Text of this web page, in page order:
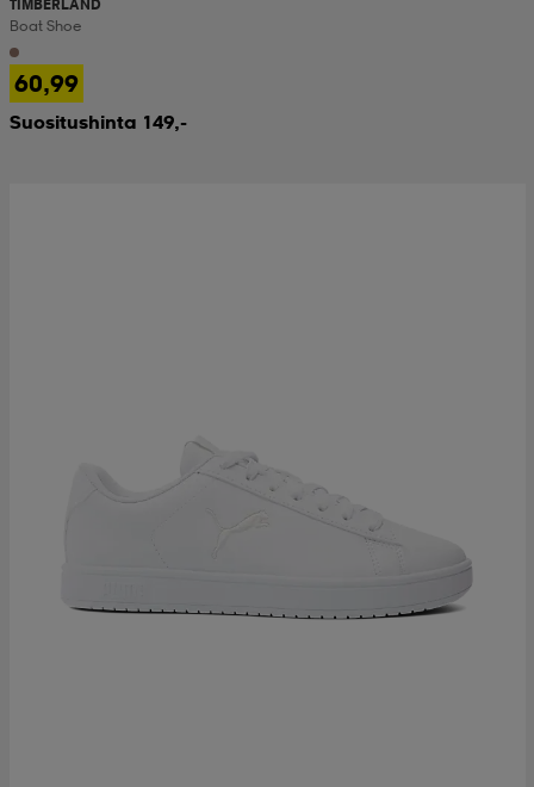
TIMBERLAND
Boat Shoe
60,99
Suositushinta 149,-